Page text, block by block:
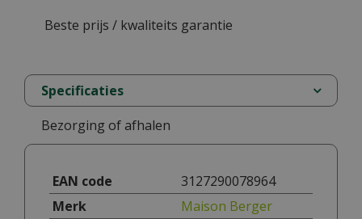
Beste prijs / kwaliteits garantie
Specificaties
Bezorging of afhalen
EAN code
3127290078964
Merk
Maison Berger